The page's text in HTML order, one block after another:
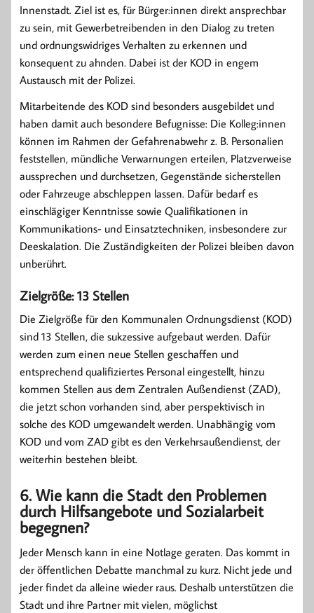
Innenstadt. Ziel ist es, für Bürger:innen direkt ansprechbar
zu sein, mit Gewerbetreibenden in den Dialog zu treten
und ordnungswidriges Verhalten zu erkennen und
konsequent zu ahnden. Dabei ist der KOD in engem
Austausch mit der Polizei.
Mitarbeitende des KOD sind besonders ausgebildet und
haben damit auch besondere Befugnisse: Die Kolleg:innen
können im Rahmen der Gefahrenabwehr z. B. Personalien
feststellen, mündliche Verwarnungen erteilen, Platzverweise
aussprechen und durchsetzen, Gegenstände sicherstellen
oder Fahrzeuge abschleppen lassen. Dafür bedarf es
einschlägiger Kenntnisse sowie Qualifikationen in
Kommunikations- und Einsatztechniken, insbesondere zur
Deeskalation. Die Zuständigkeiten der Polizei bleiben davon
unberührt.
Zielgröße: 13 Stellen
Die Zielgröße für den Kommunalen Ordnungsdienst (KOD)
sind 13 Stellen, die sukzessive aufgebaut werden. Dafür
werden zum einen neue Stellen geschaffen und
entsprechend qualifiziertes Personal eingestellt, hinzu
kommen Stellen aus dem Zentralen Außendienst (ZAD),
die jetzt schon vorhanden sind, aber perspektivisch in
solche des KOD umgewandelt werden. Unabhängig vom
KOD und vom ZAD gibt es den Verkehrsaußendienst, der
weiterhin bestehen bleibt.
6. Wie kann die Stadt den Problemen
durch Hilfsangebote und Sozialarbeit
begegnen?
Jeder Mensch kann in eine Notlage geraten. Das kommt in
der öffentlichen Debatte manchmal zu kurz. Nicht jede und
jeder findet da alleine wieder raus. Deshalb unterstützen die
Stadt und ihre Partner mit vielen, möglichst